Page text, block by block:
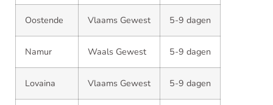
Oostende Vlaams Gewest 5-9 dagen
Namur Waals Gewest 5-9 dagen
Lovaina Vlaams Gewest 5-9 dagen